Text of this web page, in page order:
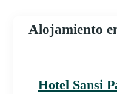
Alojamiento
Hotel Sansi